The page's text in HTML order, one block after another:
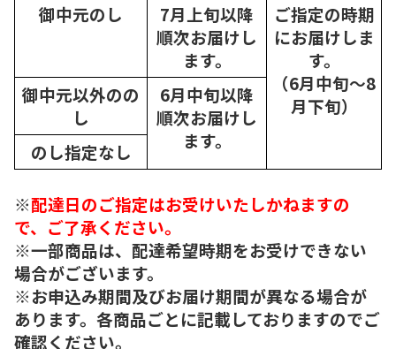
御中元のし
7月上旬以降
順次お届けし
ます。
ご指定の時期
にお届けしま
す。
（6月中旬～8
月下旬）
御中元以外のの
し
6月中旬以降
順次お届けし
ます。
のし指定なし
※配達日のご指定はお受けいたしかねますの
で、ご了承ください。
※一部商品は、配達希望時期をお受けできない
場合がございます。
※お申込み期間及びお届け期間が異なる場合が
あります。各商品ごとに記載しておりますのでご
確認ください。